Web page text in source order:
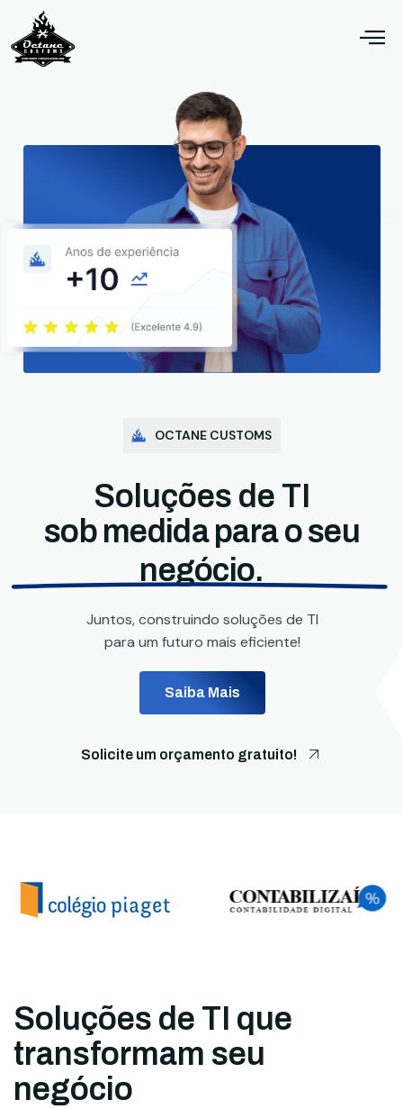
OCTANE CUSTOMS
Soluções de TI
sob medida para o seu
negócio.
Juntos, construindo soluções de TI
para um futuro mais eficiente!
Saiba Mais
Solicite um orçamento gratuito!
Soluções de TI que
transformam seu
negócio